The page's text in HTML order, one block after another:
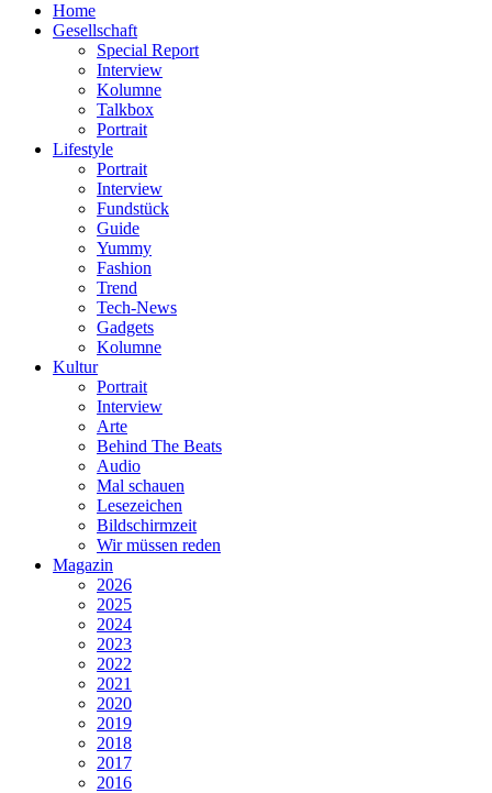
Home
Gesellschaft
Special Report
Interview
Kolumne
Talkbox
Portrait
Lifestyle
Portrait
Interview
Fundstück
Guide
Yummy
Fashion
Trend
Tech-News
Gadgets
Kolumne
Kultur
Portrait
Interview
Arte
Behind The Beats
Audio
Mal schauen
Lesezeichen
Bildschirmzeit
Wir müssen reden
Magazin
2026
2025
2024
2023
2022
2021
2020
2019
2018
2017
2016